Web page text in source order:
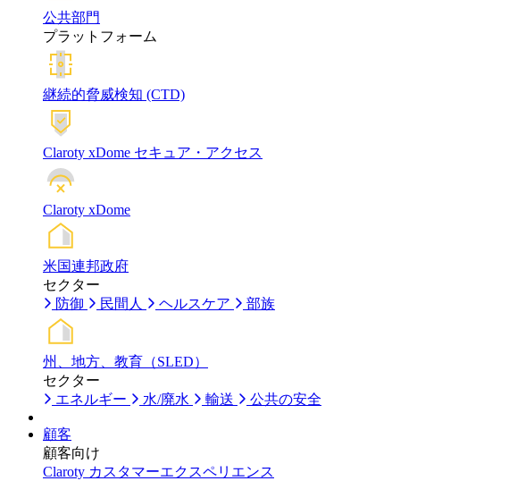
公共部門
プラットフォーム
継続的脅威検知 (CTD)
Claroty xDome セキュア・アクセス
Claroty xDome
米国連邦政府
セクター
防御
民間人 ヘルスケア 部族
州、地方、教育（SLED）
セクター
エネルギー
水/廃水 輸送 公共の安全
顧客
顧客向け
Claroty カスタマーエクスペリエンス